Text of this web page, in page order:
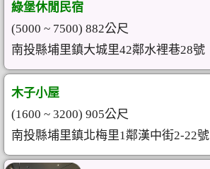
綠堡休閒民宿
(5000 ~ 7500) 882公尺
南投縣埔里鎮大城里42鄰水裡巷28號
木子小屋
(1600 ~ 3200) 905公尺
南投縣埔里鎮北梅里1鄰漢中街2-22號